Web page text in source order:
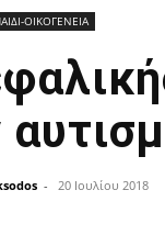
ΟΙΚΟΓΕΝΕΙΑ
- 20 Ιουλίου 2018